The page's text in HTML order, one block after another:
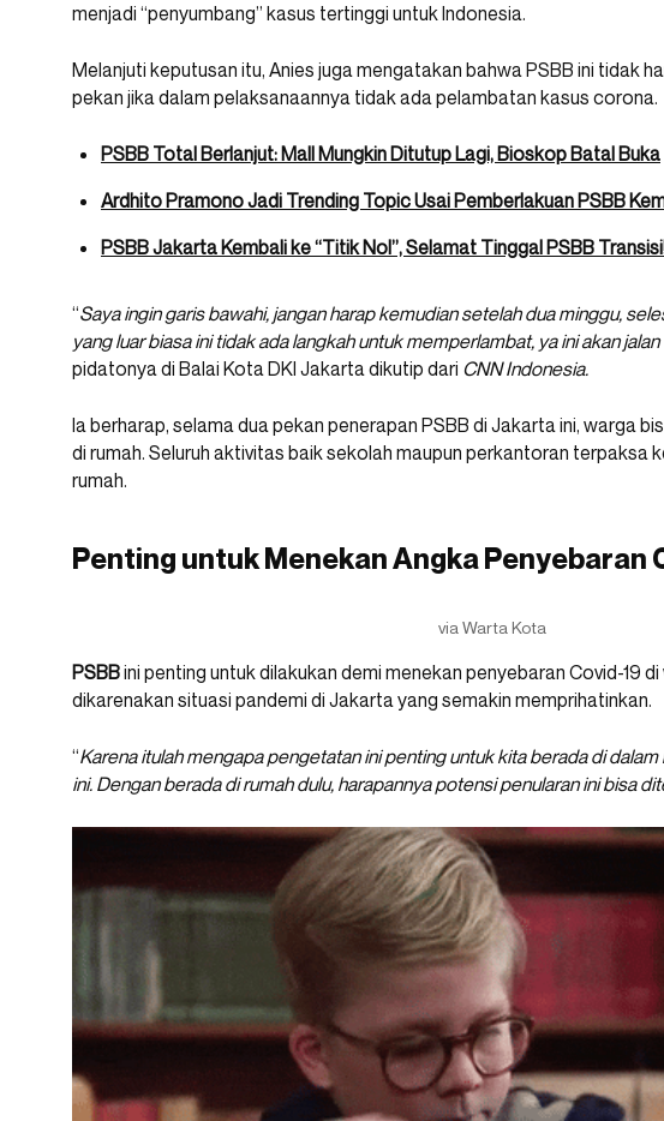
menjadi “penyumbang” kasus tertinggi untuk Indonesia.
Melanjuti keputusan itu, Anies juga mengatakan bahwa PSBB ini tidak
pekan jika dalam pelaksanaannya tidak ada pelambatan kasus corona.
PSBB Total Berlanjut: Mall Mungkin Ditutup Lagi, Bioskop Batal Buka
Ardhito Pramono Jadi Trending Topic Usai Pemberlakuan PSBB
PSBB Jakarta Kembali ke “Titik Nol”, Selamat Tinggal PSBB
“Saya ingin garis bawahi, jangan harap kemudian setelah dua minggu,
yang luar biasa ini tidak ada langkah untuk memperlambat, ya ini akan
pidatonya di Balai Kota DKI Jakarta dikutip dari CNN Indonesia.
Ia berharap, selama dua pekan penerapan PSBB di Jakarta ini, warga
di rumah. Seluruh aktivitas baik sekolah maupun perkantoran terpaksa
rumah.
Penting untuk Menekan Angka Penyebaran
via Warta Kota
PSBBini penting untuk dilakukan demi menekan penyebaran Covid-19 di
dikarenakan situasi pandemi di Jakarta yang semakin memprihatinkan.
“Karena itulah mengapa pengetatan ini penting untuk kita berada di
ini. Dengan berada di rumah dulu, harapannya potensi penularan ini bisa